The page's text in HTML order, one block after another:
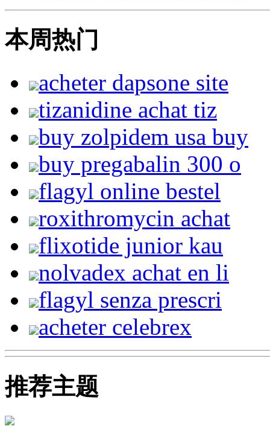
本周热门
acheter dapsone site
tizanidine achat tiz
buy zolpidem usa buy
buy pregabalin 300 o
flagyl online bestel
roxithromycin achat
flixotide junior kau
nolvadex achat en li
flagyl senza prescri
acheter celebrex
推荐主题